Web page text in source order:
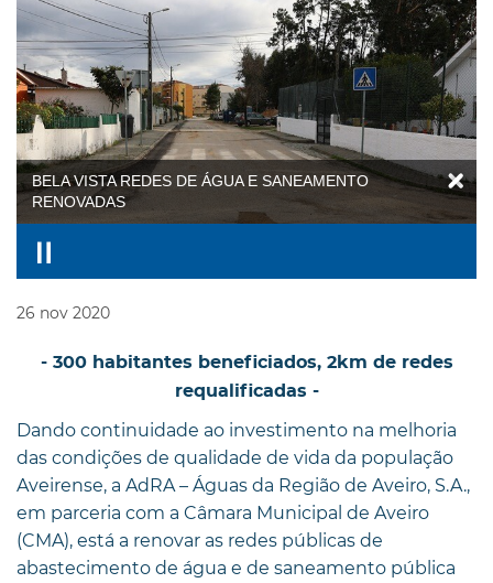
BELA VISTA REDES DE ÁGUA E SANEAMENTO
RENOVADAS
26 nov 2020
- 300 habitantes beneficiados, 2km de redes
requalificadas -
Dando continuidade ao investimento na melhoria
das condições de qualidade de vida da população
Aveirense, a AdRA – Águas da Região de Aveiro, S.A.,
em parceria com a Câmara Municipal de Aveiro
(CMA), está a renovar as redes públicas de
abastecimento de água e de saneamento pública